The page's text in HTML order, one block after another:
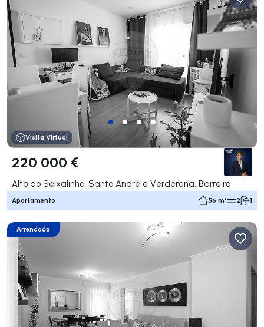
Visita Virtual
220 000 €
Alto do Seixalinho, Santo André e Verderena, Barreiro
Apartamento 56 m² 2 1
Arrendado